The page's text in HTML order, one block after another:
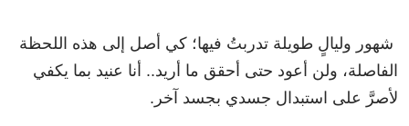
شهور وليالٍ طويلة تدربتُ فيها؛ كي أصل إلى هذه اللحظة
الفاصلة، ولن أعود حتى أحقق ما أريد.. أنا عنيد بما يكفي
لأصرَّ على استبدال جسدي بجسد آخر.